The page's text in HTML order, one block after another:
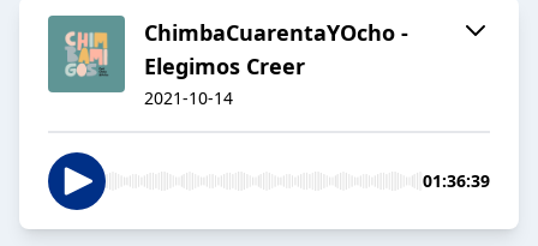
ChimbaCuarentaYOcho -
Elegimos Creer
2021-10-14
01:36:39